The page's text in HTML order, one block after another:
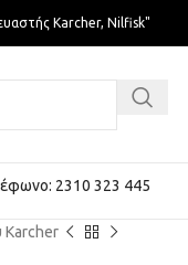
Karcher, Nilfisk"
2310 323 445
Karcher